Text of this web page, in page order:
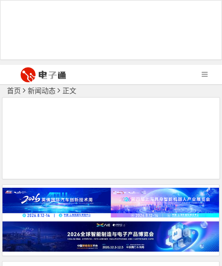
首页 新闻动态 正文